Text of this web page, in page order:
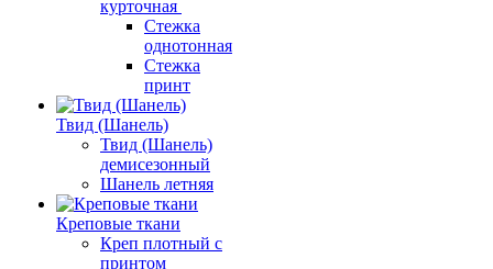
курточная
Стежка
однотонная
Стежка
принт
Твид (Шанель)
Твид (Шанель)
демисезонный
Шанель летняя
Креповые ткани
Креп плотный с
принтом